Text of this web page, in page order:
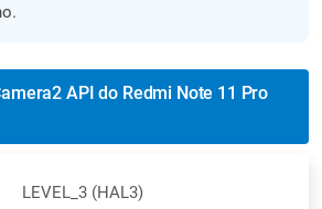
API do Redmi Note 11 Pro
LEVEL_3 (HAL3)